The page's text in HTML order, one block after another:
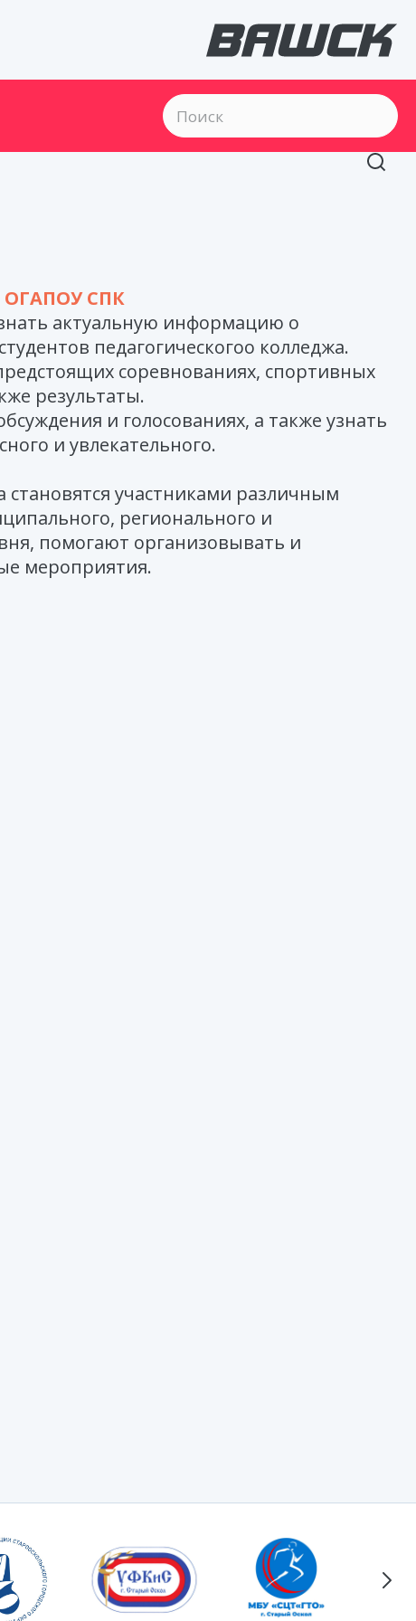
ОГАПОУ СПК
актуальную информацию о
педагогическогоо колледжа.
соревнованиях, спортивных
результаты.
и голосованиях, а также узнать
и увлекательного.
становятся участниками различным
регионального и
помогают организовывать и
мероприятия.